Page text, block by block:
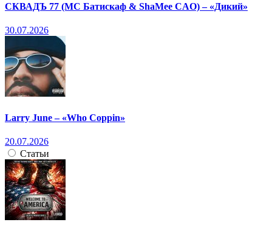
СКВАДЪ 77 (МС Батискаф & ShaMee CAO) – «Дикий»
30.07.2026
Larry June – «Who Coppin»
20.07.2026
Статьи